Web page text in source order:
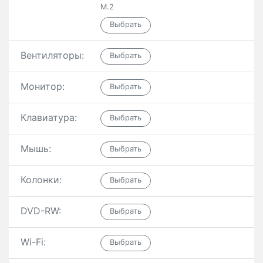
M.2
Вентиляторы:
Монитор:
Клавиатура:
Мышь:
Колонки:
DVD-RW:
Wi-Fi: